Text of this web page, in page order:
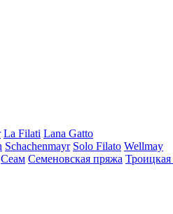
La Filati Lana Gatto
Schachenmayr Solo Filato Wellmay
Сеам Семеновская пряжа Троицкая